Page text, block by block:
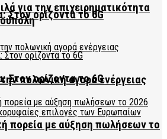
Στον ορίζοντα το 6G
πολωνική αγορά ενέργειας
για την επιχειρηματικότητα
Στον ορίζοντα το 6G
πορεία με αύξηση πωλήσεων το